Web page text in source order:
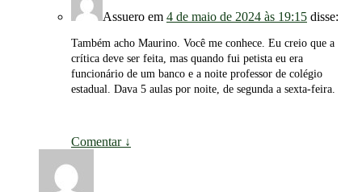
Assuero em 4 de maio de 2024 às 19:15 disse:
Também acho Maurino. Você me conhece. Eu creio que a
crítica deve ser feita, mas quando fui petista eu era
funcionário de um banco e a noite professor de colégio
estadual. Dava 5 aulas por noite, de segunda a sexta-feira.
Comentar ↓